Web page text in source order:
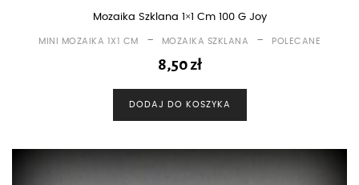
Mozaika Szklana 1×1 Cm 100 G Joy
MINI MOZAIKA 1X1 CM - MOZAIKA SZKLANA - POLECANE
8,50zł
DODAJ DO KOSZYKA